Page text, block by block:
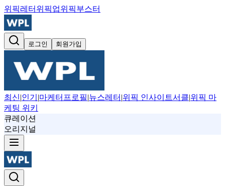
위픽레터 위픽업위픽부스터
로그인 회원가입
최신|인기 |마케터프로필|뉴스레터 |위픽 인사이트서클|위픽 마
케팅 위키
큐레이션
오리지널